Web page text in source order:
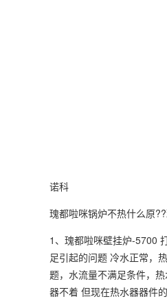
诺科
瑰都啦咪锅炉不热什么原
1、瑰都啦咪壁挂炉-5700
足引起的问题 冷水正常，
题，水流量不满足条件，
器不着 但现在热水器器件